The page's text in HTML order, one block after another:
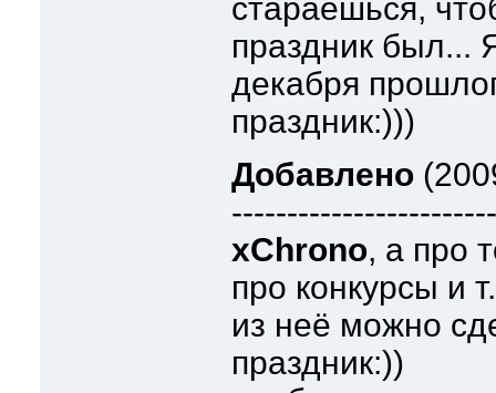
стараешься,
праздник был...
декабря
праздник:)))
Добавлено
xChrono, а про
про конкурсы и
из неё можно
праздник:))